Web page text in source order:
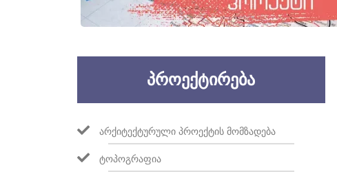
ᲞᲠᲝᲔᲥᲢᲘᲠᲔᲑᲐ
ᲐᲠᲥᲘᲢᲔᲥᲢᲣᲠᲣᲚᲘ ᲞᲠᲝᲔᲥᲢᲘᲡ ᲛᲝᲛᲖᲐᲓᲔᲑᲐ
ᲢᲝᲞᲝᲒᲠᲐᲤᲘᲐ